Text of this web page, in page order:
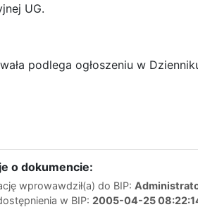
UG.
podlega ogłoszeniu w
o dokumencie:
wprowawdził(a) do BIP:
w BIP: 2005-04-25